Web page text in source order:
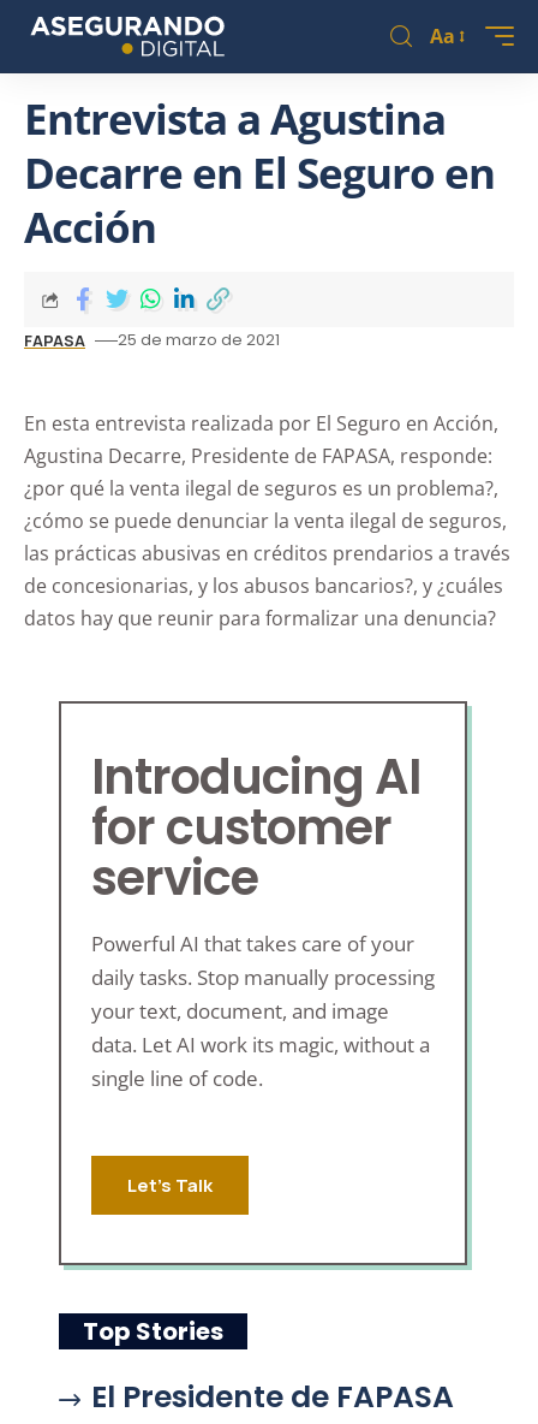
Aa
Entrevista a Agustina
Decarre en El Seguro en
Acción
FAPASA 25 de marzo de 2021
En esta entrevista realizada por El Seguro en Acción,
Agustina Decarre, Presidente de FAPASA, responde:
¿por qué la venta ilegal de seguros es un problema?,
¿cómo se puede denunciar la venta ilegal de seguros,
las prácticas abusivas en créditos prendarios a través
de concesionarias, y los abusos bancarios?, y ¿cuáles
datos hay que reunir para formalizar una denuncia?
Introducing AI
for customer
service
Powerful AI that takes care of your
daily tasks. Stop manually processing
your text, document, and image
data. Let AI work its magic, without a
single line of code.
Let's Talk
Top Stories
El Presidente de FAPASA